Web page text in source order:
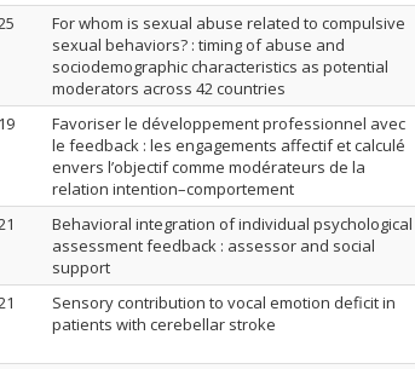
For whom is sexual abuse related to compulsive
sexual behaviors? : timing of abuse and
sociodemographic characteristics as potential
moderators across 42 countries
Favoriser le développement professionnel avec
le feedback : les engagements affectif et calculé
envers l’objectif comme modérateurs de la
relation intention–comportement
Behavioral integration of individual psychological
assessment feedback : assessor and social
support
Sensory contribution to vocal emotion deficit in
patients with cerebellar stroke